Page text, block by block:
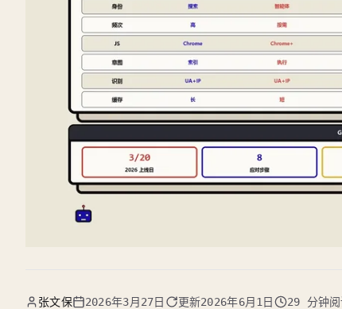
张文保 2026年3月27日 更新2026年6月1日 29 分钟阅